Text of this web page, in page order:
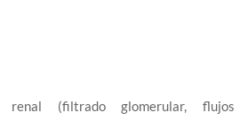
renal (filtrado glomerular, flujos